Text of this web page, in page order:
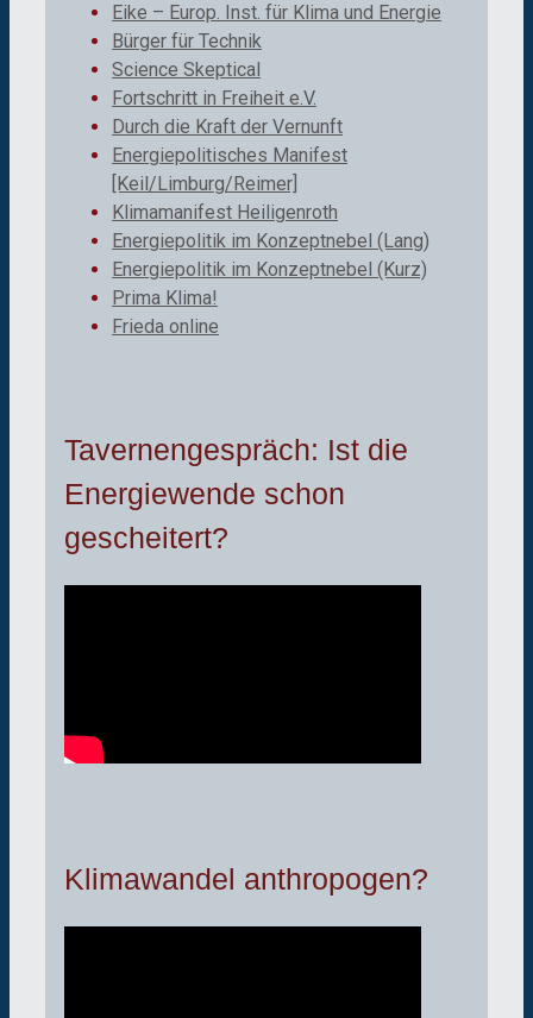
Eike – Europ. Inst. für Klima und Energie
Bürger für Technik
Science Skeptical
Fortschritt in Freiheit e.V.
Durch die Kraft der Vernunft
Energiepolitisches Manifest
[Keil/Limburg/Reimer]
Klimamanifest Heiligenroth
Energiepolitik im Konzeptnebel (Lang)
Energiepolitik im Konzeptnebel (Kurz)
Prima Klima!
Frieda online
Tavernengespräch: Ist die
Energiewende schon
gescheitert?
Klimawandel anthropogen?